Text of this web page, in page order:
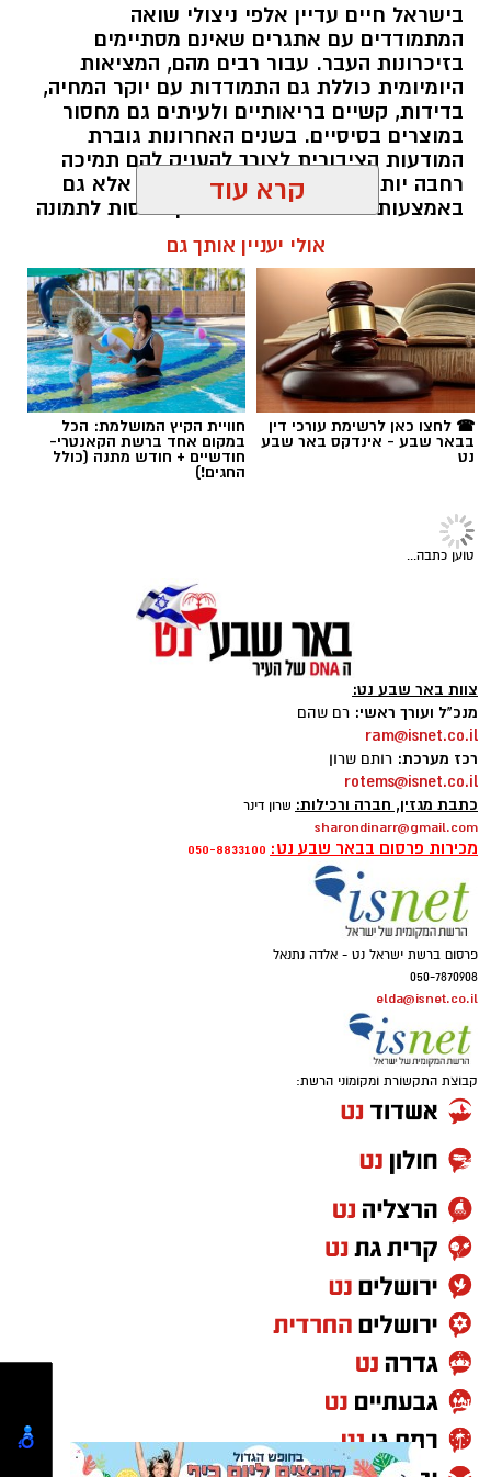
בישראל חיים עדיין אלפי ניצולי שואה
המתמודדים עם אתגרים שאינם מסתיימים
בזיכרונות העבר. עבור רבים מהם, המציאות
היומיומית כוללת גם התמודדות עם יוקר המחיה,
בדידות, קשיים בריאותיים ולעיתים גם מחסור
במוצרים בסיסיים. בשנים האחרונות גוברת
המודעות הציבורית לצורך להעניק להם תמיכה
רחבה יותר, לא רק באמצעות המדינה אלא גם
באמצעות החברה האזרחית. כאן נכנסות לתמונה
עמותות הפועלות לאורך כל השנה ומצליחות
להפוך כל מעשה נתינה לסיוע ממשי.
תוכן שיווקי / 16:39 05.08.26
בשיתוף עמותת חסדי נעמי
תרומות לניצולי שואה אינן מסתכמות בהעברת מזון
או כסף. הן יוצרות תחושת ביטחון, מעניקות יחס
אישי ומעבירות מסר ברור של הכרת תודה והערכה
לאנשים שעברו את אחד הפרקים הקשים ביותר
בהיסטוריה האנושית. פעילותה של חסדי נעמי
מבוססת בדיוק על העיקרון הזה – הענקת סיוע
מכבד, מקצועי ומתמשך, המותאם לצרכים
המשתנים של ניצולי השואה לאורך השנה.
באדיבות חסדי נעמי
הצרכים של ניצולי השואה משתנים, והסיוע חייב
להשתנות איתם
קרא עוד
אולי יעניין אותך גם
☎ לחצו כאן לרשימת עורכי דין
בבאר שבע - אינדקס באר שבע
נט
חוויית הקיץ המושלמת: הכל
במקום אחד ברשת הקאנטרי-
חודשיים + חודש מתנה (כולל
החגים!)
טוען כתבה...
צוות באר שבע נט:
מנכ"ל ועורך ראשי: רם שהם
ram@isnet.co.il
רכז מערכת: רותם שרון
rotems@isnet.co.il
כתבת מגזין, חברה ורכילות: שרון דינר
sharondinarr@gmail.com
מכירות פרסום בבאר שבע נט: 050-8833100
פרסום ברשת ישראל נט - אלדה נתנאל
050-7870908
elda@isnet.co.il
קבוצת התקשורת ומקומוני הרשת: